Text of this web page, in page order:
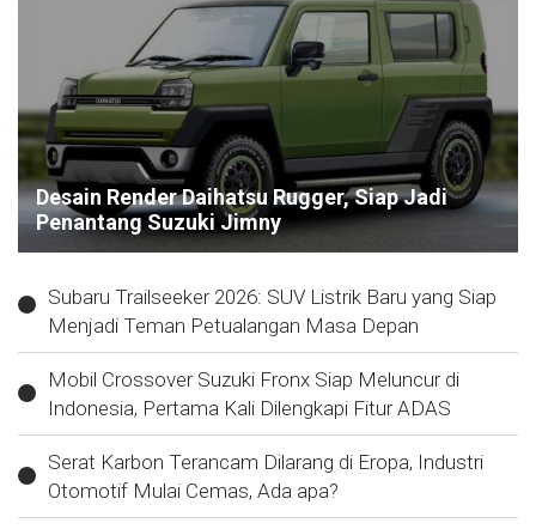
Desain Render Daihatsu Rugger, Siap Jadi
Penantang Suzuki Jimny
Subaru Trailseeker 2026: SUV Listrik Baru yang Siap
Menjadi Teman Petualangan Masa Depan
Mobil Crossover Suzuki Fronx Siap Meluncur di
Indonesia, Pertama Kali Dilengkapi Fitur ADAS
Serat Karbon Terancam Dilarang di Eropa, Industri
Otomotif Mulai Cemas, Ada apa?